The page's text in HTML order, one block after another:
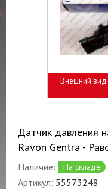
Внешний вид
Датчик давления
Ravon Gentra -
Наличие: На складе
Артикул: 55573248